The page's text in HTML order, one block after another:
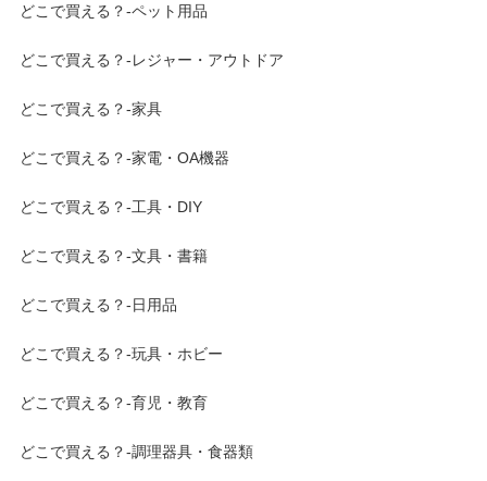
どこで買える？-ペット用品
どこで買える？-レジャー・アウトドア
どこで買える？-家具
どこで買える？-家電・OA機器
どこで買える？-工具・DIY
どこで買える？-文具・書籍
どこで買える？-日用品
どこで買える？-玩具・ホビー
どこで買える？-育児・教育
どこで買える？-調理器具・食器類